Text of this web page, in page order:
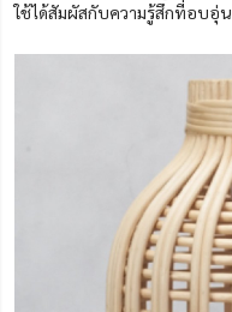
ใช้ได้สัมผัสกับความรู้สึกที่อบอุ่น